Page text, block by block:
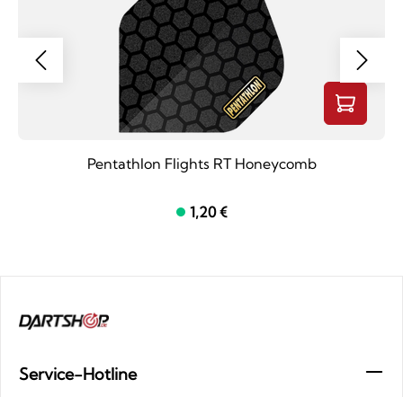
Pentathlon Flights RT Honeycomb
1,20 €
Service-Hotline